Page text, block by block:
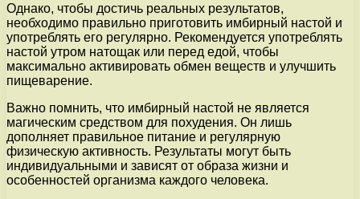
Однако, чтобы достичь реальных результатов,
необходимо правильно приготовить имбирный настой и
употреблять его регулярно. Рекомендуется употреблять
настой утром натощак или перед едой, чтобы
максимально активировать обмен веществ и улучшить
пищеварение.
Важно помнить, что имбирный настой не является
магическим средством для похудения. Он лишь
дополняет правильное питание и регулярную
физическую активность. Результаты могут быть
индивидуальными и зависят от образа жизни и
особенностей организма каждого человека.